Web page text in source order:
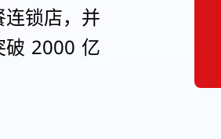
锁店，并
破 2000 亿